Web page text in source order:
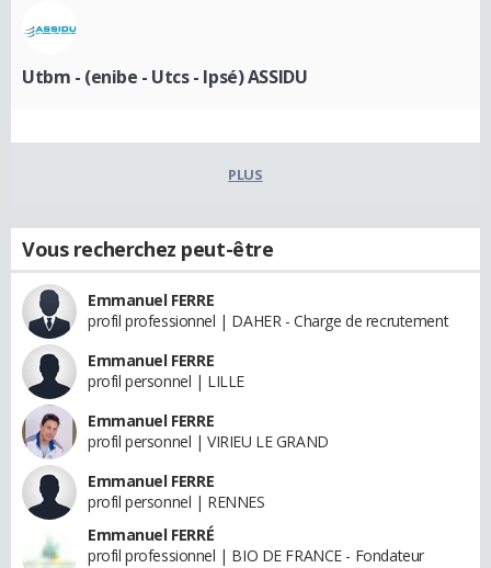
Utbm - (enibe - Utcs - Ipsé) ASSIDU
PLUS
Vous recherchez peut-être
Emmanuel FERRE
profil professionnel | DAHER - Charge de recrutement
Emmanuel FERRE
profil personnel | LILLE
Emmanuel FERRE
profil personnel | VIRIEU LE GRAND
Emmanuel FERRE
profil personnel | RENNES
Emmanuel FERRÉ
profil professionnel | BIO DE FRANCE - Fondateur